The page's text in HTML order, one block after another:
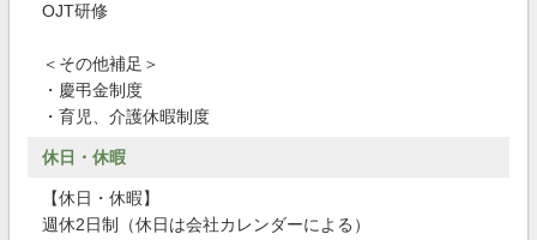
OJT研修
＜その他補足＞
・慶弔金制度
・育児、介護休暇制度
休日・休暇
【休日・休暇】
週休2日制（休日は会社カレンダーによる）